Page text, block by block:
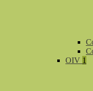
OIV 1